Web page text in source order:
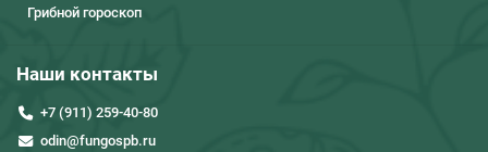
Грибной гороскоп
Наши контакты
+7 (911) 259-40-80
odin@fungospb.ru